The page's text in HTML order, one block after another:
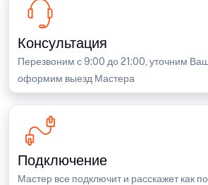
Консультация
Перезвоним с 9:00 до 21:00, уточним
оформим выезд Мастера
Подключение
Мастер все подключит и расскажет как